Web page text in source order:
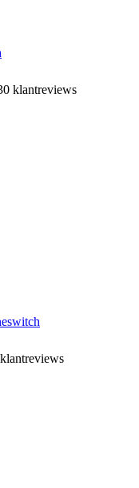
klantreviews